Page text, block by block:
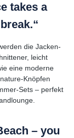
takes a
die Jacken-
leicht
eine moderne
Knöpfen
Sets – perfekt
– you